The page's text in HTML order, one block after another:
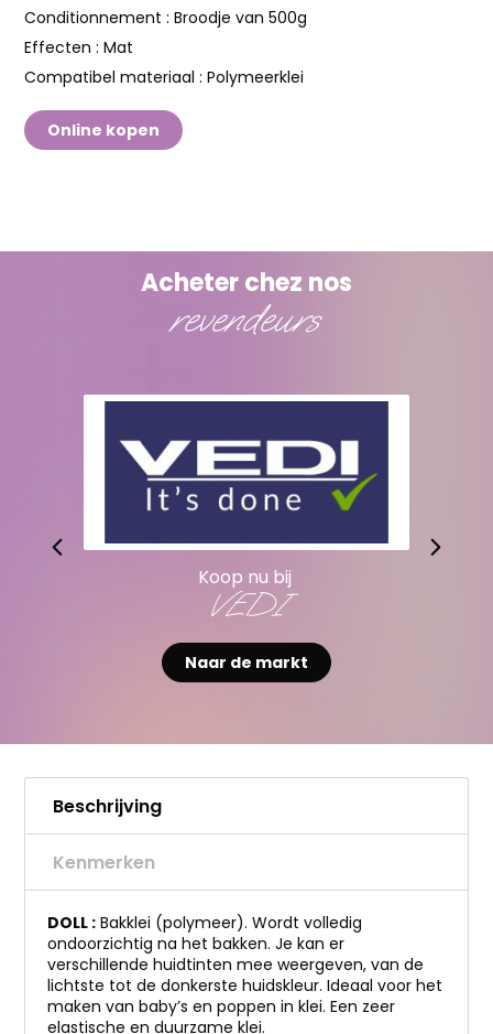
Conditionnement : Broodje van 500g
Effecten : Mat
Compatibel materiaal : Polymeerklei
Online kopen
Acheter chez nos
revendeurs
Koop nu bij
VEDI
Naar de markt
Beschrijving
Kenmerken
DOLL : Bakklei (polymeer). Wordt volledig
ondoorzichtig na het bakken. Je kan er
verschillende huidtinten mee weergeven, van de
lichtste tot de donkerste huidskleur. Ideaal voor het
maken van baby’s en poppen in klei. Een zeer
elastische en duurzame klei.